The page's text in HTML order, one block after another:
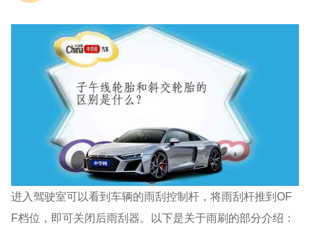
进入驾驶室可以看到车辆的雨刮控制杆，将雨刮杆推到OF
F档位，即可关闭后雨刮器。以下是关于雨刷的部分介绍：